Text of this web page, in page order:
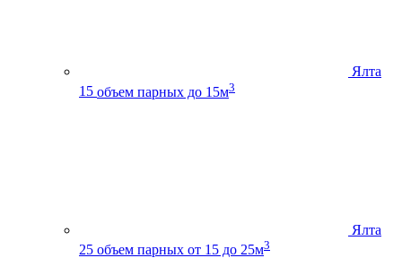
Ялта
15 объем парных до 15м3
Ялта
25 объем парных от 15 до 25м3